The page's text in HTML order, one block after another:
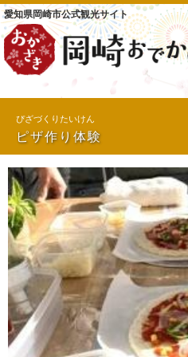
愛知県岡崎市公式観光サイト
ぴざづくりたいけん
ピザ作り体験